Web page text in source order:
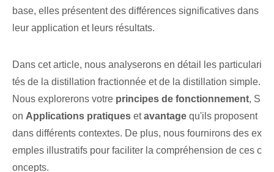
base, elles présentent des différences significatives dans
leur application et leurs résultats.
Dans cet article, nous analyserons en détail ⁤les particulari
tés de la distillation fractionnée et de la ‌distillation simple.
Nous explorerons votre principes de fonctionnement, S
on Applications pratiques etavantage qu'ils proposent
dans différents contextes. De plus, nous fournirons des ex
emples illustratifs ‌pour​ faciliter la compréhension de‍ ces c
oncepts.